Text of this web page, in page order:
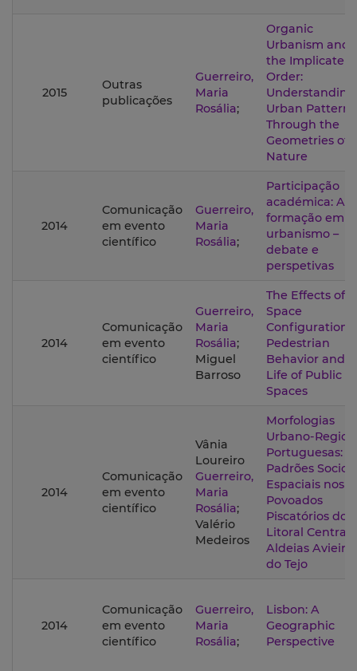
2015
Outras
publicações
Guerreiro,
Maria
Rosália;
Organic
Urbanism and
the Implicate
Order:
Understanding
Urban Patterns
Through the
Geometries of
Nature
2014
Comunicação
em evento
científico
Guerreiro,
Maria
Rosália;
Participação
académica: A
formação em
urbanismo –
debate e
perspetivas
2014
Comunicação
em evento
científico
Guerreiro,
Maria
Rosália;
Miguel
Barroso
The Effects of
Space
Configuration
Pedestrian
Behavior and
Life of Public
Spaces
2014
Comunicação
em evento
científico
Vânia
Loureiro
Guerreiro,
Maria
Rosália;
Valério
Medeiros
Morfologias
Urbano-
Portuguesas:
Padrões Socio-
Espaciais nos
Povoados
Piscatórios do
Litoral Central
Aldeias
do Tejo
2014
Comunicação
em evento
científico
Guerreiro,
Maria
Rosália;
Lisbon: A
Geographic
Perspective